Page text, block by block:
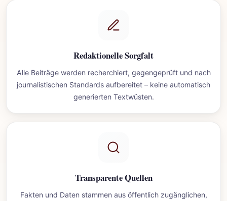
Redaktionelle Sorgfalt
Alle Beiträge werden recherchiert, gegengeprüft und nach
journalistischen Standards aufbereitet – keine automatisch
generierten Textwüsten.
Transparente Quellen
Fakten und Daten stammen aus öffentlich zugänglichen,